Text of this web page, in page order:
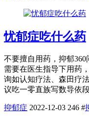
忧郁症吃什么药
不要擅自用药，抑郁
需要在医生指导下用药
询如认知疗法、森田疗
议吃一零直族写数导依
抑郁症 2022-12-03 246 #